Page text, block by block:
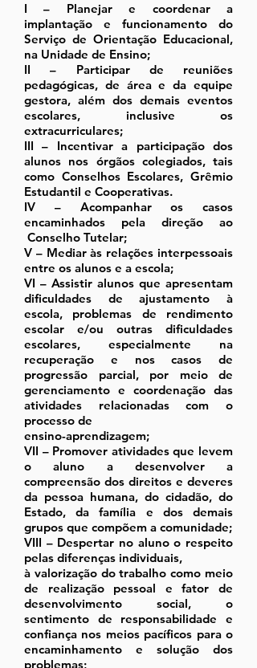
I – Planejar e coordenar a
implantação e funcionamento do
Serviço de Orientação Educacional,
na Unidade de Ensino;
II – Participar de reuniões
pedagógicas, de área e da equipe
gestora, além dos demais eventos
escolares, inclusive os
extracurriculares;
III – Incentivar a participação dos
alunos nos órgãos colegiados, tais
como Conselhos Escolares, Grêmio
Estudantil e Cooperativas.
IV – Acompanhar os casos
encaminhados pela direção ao
Conselho Tutelar;
V – Mediar às relações interpessoais
entre os alunos e a escola;
VI – Assistir alunos que apresentam
dificuldades de ajustamento à
escola, problemas de rendimento
escolar e/ou outras dificuldades
escolares, especialmente na
recuperação e nos casos de
progressão parcial, por meio de
gerenciamento e coordenação das
atividades relacionadas com o
processo de
ensino-aprendizagem;
VII – Promover atividades que levem
o aluno a desenvolver a
compreensão dos direitos e deveres
da pessoa humana, do cidadão, do
Estado, da família e dos demais
grupos que compõem a comunidade;
VIII – Despertar no aluno o respeito
pelas diferenças individuais,
à valorização do trabalho como meio
de realização pessoal e fator de
desenvolvimento social, o
sentimento de responsabilidade e
confiança nos meios pacíficos para o
encaminhamento e solução dos
problemas;